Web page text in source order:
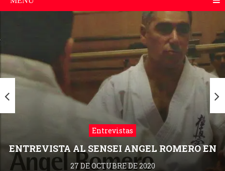
Entrevistas
ENTREVISTA AL SENSEI ANGEL ROMERO EN
LA REVISTA DRAGONZ
27 DE OCTUBRE DE 2020